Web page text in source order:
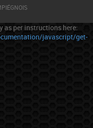
as per instructions here:
javascript/get-